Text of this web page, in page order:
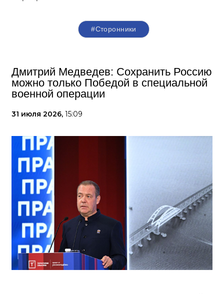
#Сторонники
Дмитрий Медведев: Сохранить Россию
можно только Победой в специальной
военной операции
31 июля 2026, 15:09